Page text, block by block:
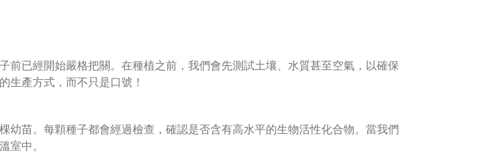
已經開始嚴格把關。在種植之前，我們會先測試土壤、水質甚至空氣，以確保
生產方式，而不只是口號！
苗。每顆種子都會經過檢查，確認是否含有高水平的生物活性化合物。當我們
室中。